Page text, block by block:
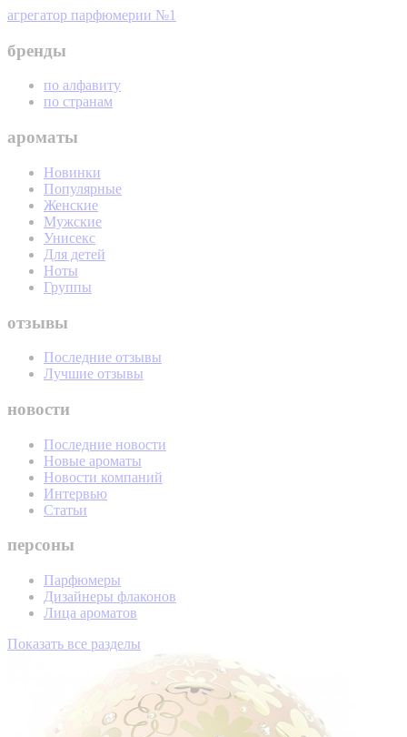
агрегатор парфюмерии №1
бренды
по алфавиту
по странам
ароматы
Новинки
Популярные
Женские
Мужские
Унисекс
Для детей
Ноты
Группы
отзывы
Последние отзывы
Лучшие отзывы
новости
Последние новости
Новые ароматы
Новости компаний
Интервью
Статьи
персоны
Парфюмеры
Дизайнеры флаконов
Лица ароматов
Показать все разделы